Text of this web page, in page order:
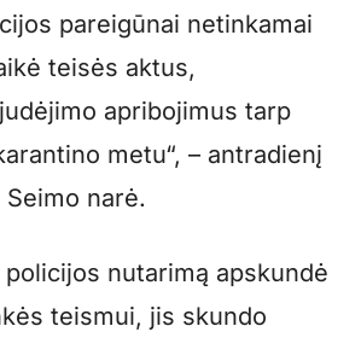
pareigūnai netinkamai
teisės aktus,
apribojimus tarp
metu“, – antradienį
narė.
nutarimą apskundė
teismui, jis skundo